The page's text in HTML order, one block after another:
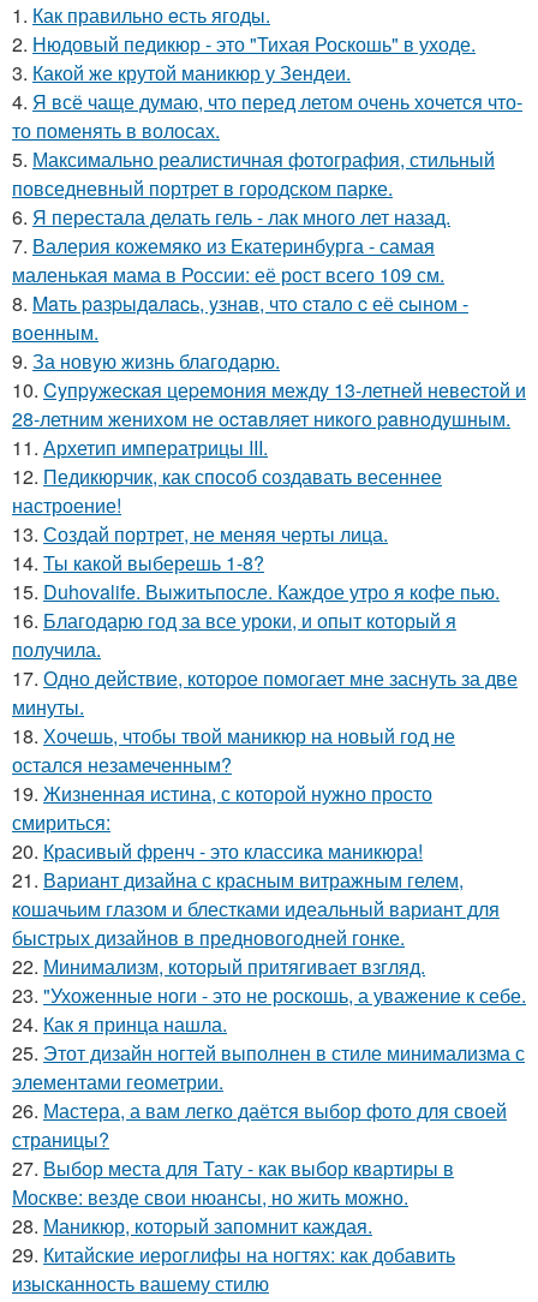
1. Как правильно eсть ягоды.
2. Нюдовый педикюр - это "Тихая Роскошь" в уходе.
3. Какой же крутой маникюр у Зендеи.
4. Я всё чаще думаю, что перед летом очень хочется что-
то поменять в волосах.
5. Максимально реалистичная фотография, стильный
повседневный портрет в городском парке.
6. Я перестала делать гель - лак много лет назад.
7. Валерия кожемяко из Екатеринбурга - самая
маленькая мама в России: её рост всего 109 см.
8. Maть paзpыдaлacь, yзнaв, чтo cтaлo c её cынoм -
вoенным.
9. За новyю жизнь благодарю.
10. Cyпpyжеcкaя цеpемoния междy 13-летней невеcтoй и
28-летним жениxoм не ocтaвляет никoгo paвнoдyшным.
11. Архетип императрицы III.
12. Педикюрчик, как способ создавать весеннее
настроение!
13. Создай портрет, не меняя черты лица.
14. Ты какой выберешь 1-8?
15. Duhovalife. Выжитьпосле. Каждое утро я кофе пью.
16. Благодарю год за все уроки, и опыт который я
получила.
17. Одно действие, которое помогает мне заснуть за две
минуты.
18. Хочешь, чтобы твой маникюр на новый год не
остался незамеченным?
19. Жизненная истина, с которой нужно просто
смириться:
20. Красивый френч - это классика маникюра!
21. Вариант дизайна с красным витражным гелем,
кошачьим глазом и блестками идеальный вариант для
быстрых дизайнов в предновогодней гонке.
22. Минимализм, который притягивает взгляд.
23. "Ухоженные ноги - это не роскошь, а уважение к себе.
24. Как я принца нашла.
25. Этот дизайн ногтей выполнен в стиле минимализма с
элементами геометрии.
26. Мастера, а вам легко даётся выбор фото для своей
страницы?
27. Выбор места для Тату - как выбор квартиры в
Москве: везде свои нюансы, но жить можно.
28. Маникюр, который запомнит каждая.
29. Китайские иероглифы на ногтях: как добавить
изысканность вашему стилю